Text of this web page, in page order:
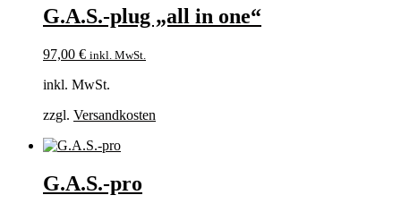
G.A.S.-plug „all in one“
97,00 € inkl. MwSt.
inkl. MwSt.
zzgl. Versandkosten
G.A.S.-pro